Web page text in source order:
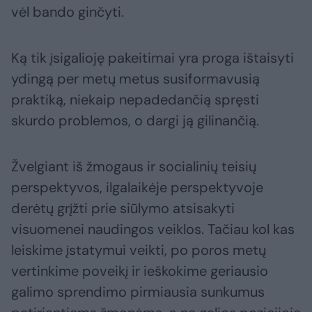
vėl bando ginčyti.
Ką tik įsigalioję pakeitimai yra proga ištaisyti
ydingą per metų metus susiformavusią
praktiką, niekaip nepadedančią spręsti
skurdo problemos, o dargi ją gilinančią.
Žvelgiant iš žmogaus ir socialinių teisių
perspektyvos, ilgalaikėje perspektyvoje
derėtų grįžti prie siūlymo atsisakyti
visuomenei naudingos veiklos. Tačiau kol kas
leiskime įstatymui veikti, po poros metų
vertinkime poveikį ir ieškokime geriausio
galimo sprendimo pirmiausia sunkumus